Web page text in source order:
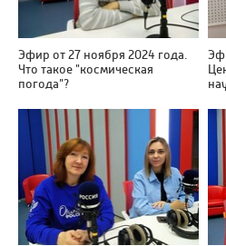
Эфир от 27 ноября 2024 года.
Что такое "космическая
погода"?